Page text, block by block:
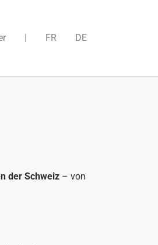
| FR DE
der Schweiz – von